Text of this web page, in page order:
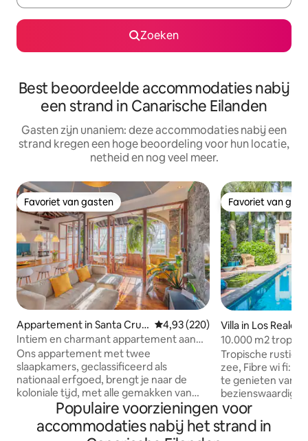
Zoeken
Best beoordeelde accommodaties nabij
een strand in Canarische Eilanden
Gasten zijn unaniem: deze accommodaties nabij een
strand kregen een hoge beoordeling voor hun locatie,
netheid en nog veel meer.
Favoriet van gasten
Favoriet van gasten
Appartement in Santa Cruz
de La Palma
Gemiddelde beoordeling van
4,93 (220)
Intiem en charmant appartement aan
het strand
Ons appartement met twee
slaapkamers, geclassificeerd als
nationaal erfgoed, brengt je naar de
koloniale tijd, met alle gemakken van
een modern huis. Gelegen in het
centrum van het eiland, in de hoofdstad,
is het de beste plek om de dagelijkse
Favoriet van
Favoriet van
Villa in Los
10.000 m2
de zee
Tropische rustige
zee, Fibre wi fi:
te genieten van
een tuin vol stijl
Waarschijnlijk is
gezellige hoek
Populaire voorzieningen voor
accommodaties nabij het strand in